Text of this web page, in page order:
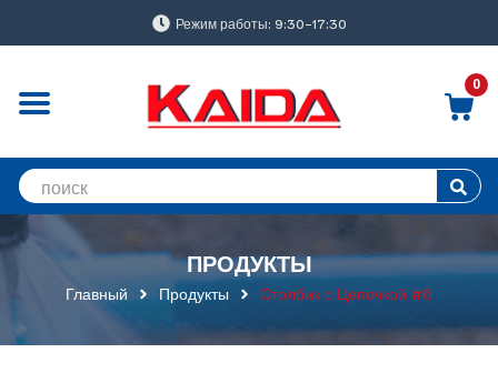
Режим работы: 9:30-17:30
0
ПРОДУКТЫ
Главный Продукты Столбик с Цепочкой #6